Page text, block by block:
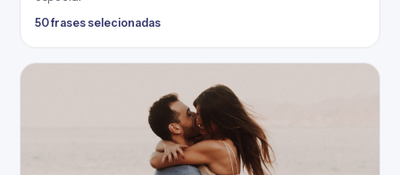
50 frases selecionadas